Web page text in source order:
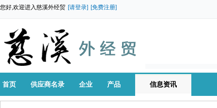
您好,欢迎进入慈溪外经贸 [请登录] [免费注册]
首页 供应商名录 企业 产品 信息资讯